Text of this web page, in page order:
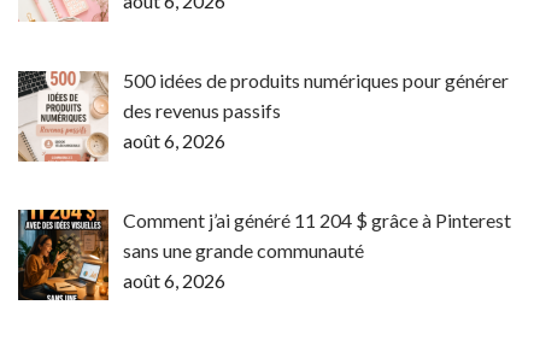
500 idées de produits numériques pour générer
des revenus passifs
août 6, 2026
Comment j’ai généré 11 204 $ grâce à Pinterest
sans une grande communauté
août 6, 2026